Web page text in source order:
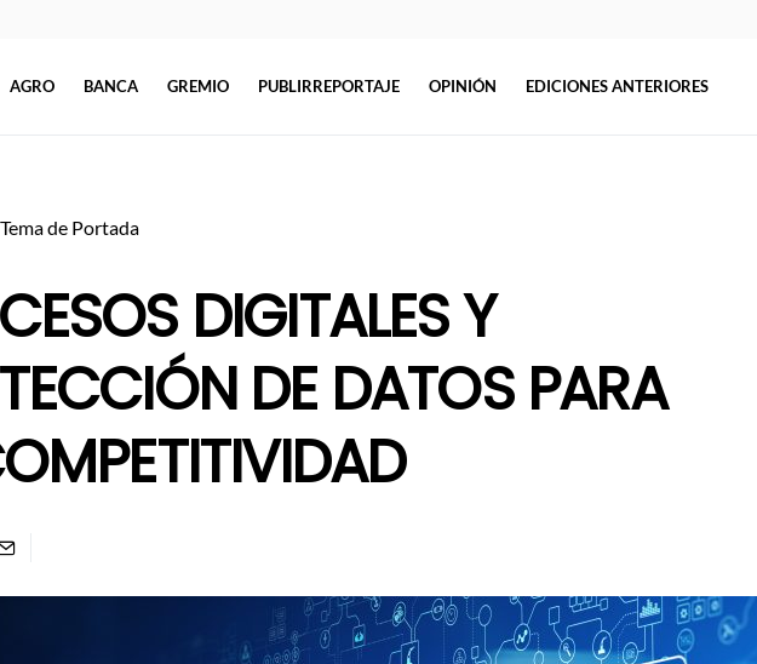
AGRO BANCA GREMIO PUBLIRREPORTAJE OPINIÓN EDICIONES ANTERIORES
Tema de Portada
DIGITALES Y
DE DATOS PARA